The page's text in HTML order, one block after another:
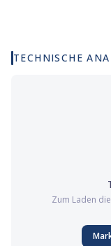
TECHNISCHE
Zum Laden